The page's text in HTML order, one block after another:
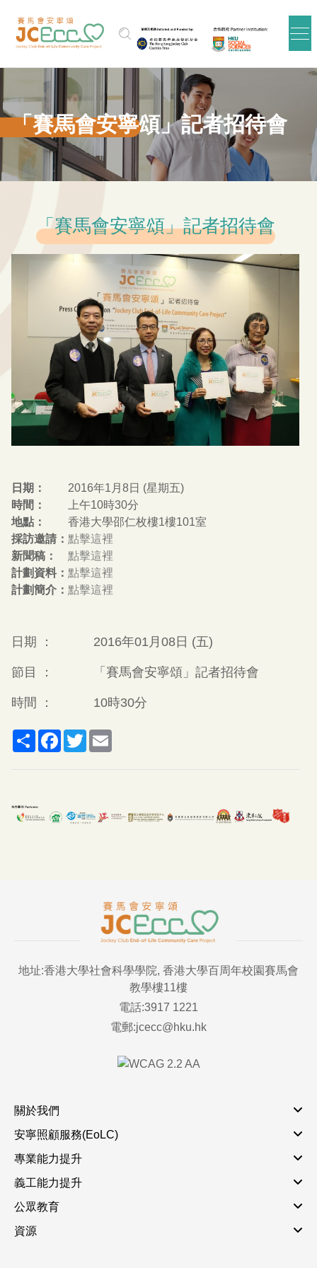
「賽馬會安寧頌」記者招待會
「賽馬會安寧頌」記者招待會
日期：
2016年1月8日 (星期五)
時間：
上午10時30分
地點：
香港大學邵仁枚樓1樓101室
採訪邀請：點擊這裡
新聞稿 ：
點擊這裡
計劃資料 ：點擊這裡
計劃簡介 ：點擊這裡
日期 ： 2016年01月08日 (五)
節目 ： 「賽馬會安寧頌」記者招待會
時間 ： 10時30分
ShareFacebook
Twitter
地址:香港大學社會科學學院, 香港大學百周年校園賽馬會
教學樓11樓
電話:3917 1221
電郵:jcecc@hku.hk
關於我們
安寧照顧服務(EoLC)
專業能力提升
義工能力提升
公眾教育
資源